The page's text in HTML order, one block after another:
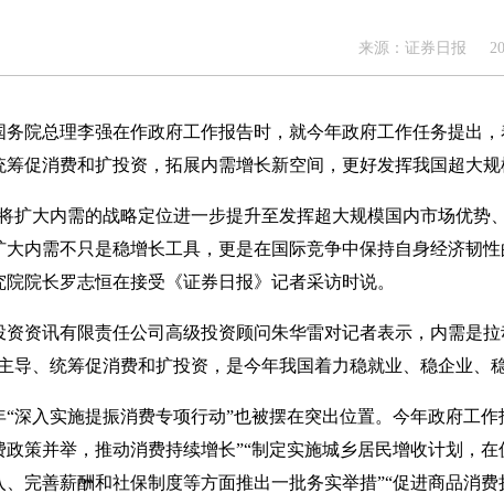
来源：证券日报
务院总理李强在作政府工作报告时，就今年政府工作任务提出
促消费和扩投资，拓展内需增长新空间，更好发挥我国超大规
扩大内需的战略定位进一步提升至发挥超大规模国内市场优势
大内需不只是稳增长工具，更是在国际竞争中保持自身经济韧
院长罗志恒在接受《证券日报》记者采访时说。
资资讯有限责任公司高级投资顾问朱华雷对记者表示，内需是
导、统筹促消费和扩投资，是今年我国着力稳就业、稳企业、
“深入实施提振消费专项行动”也被摆在突出位置。今年政府工
政策并举，推动消费持续增长”“制定实施城乡居民增收计划，
、完善薪酬和社保制度等方面推出一批务实举措”“促进商品消